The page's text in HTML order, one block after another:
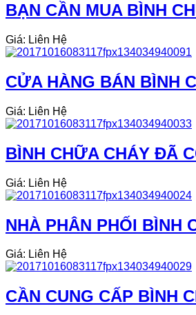
BẠN CẦN MUA BÌNH
Giá: Liên Hệ
CỬA HÀNG BÁN BÌNH
Giá: Liên Hệ
BÌNH CHỮA CHÁY ĐÃ
Giá: Liên Hệ
NHÀ PHÂN PHỐI BÌNH
Giá: Liên Hệ
CẦN CUNG CẤP BÌNH